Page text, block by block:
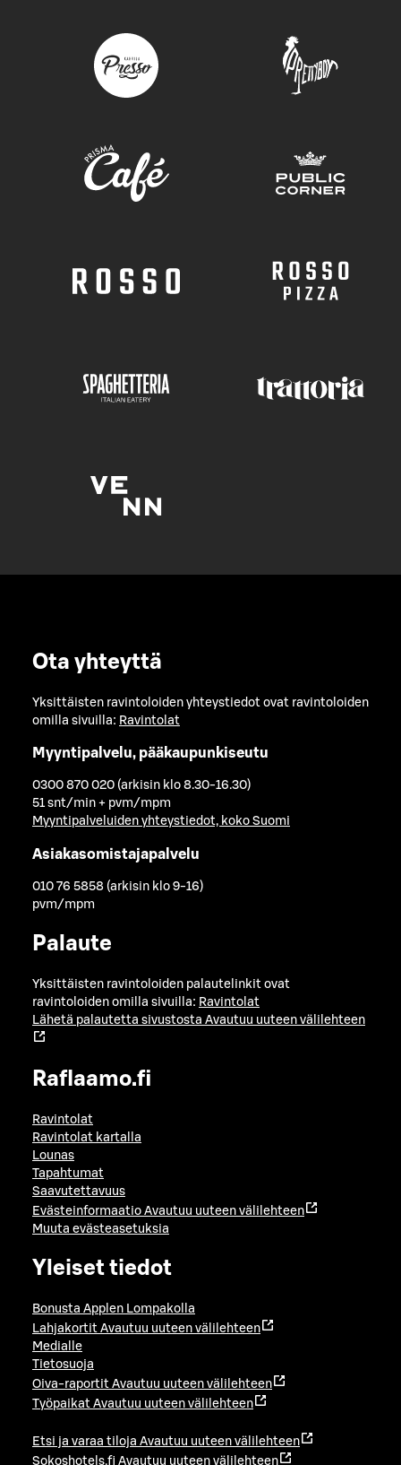
Ota yhteyttä
Yksittäisten ravintoloiden yhteystiedot ovat ravintoloiden
omilla sivuilla: Ravintolat
Myyntipalvelu, pääkaupunkiseutu
0300 870 020 (arkisin klo 8.30-16.30)
51 snt/min + pvm/mpm
Myyntipalveluiden yhteystiedot, koko Suomi
Asiakasomistajapalvelu
010 76 5858 (arkisin klo 9-16)
pvm/mpm
Palaute
Yksittäisten ravintoloiden palautelinkit ovat
ravintoloiden omilla sivuilla: Ravintolat
Lähetä palautetta sivustosta Avautuu uuteen välilehteen
Raflaamo.fi
Ravintolat
Ravintolat kartalla
Lounas
Tapahtumat
Saavutettavuus
Evästeinformaatio Avautuu uuteen välilehteen
Muuta evästeasetuksia
Yleiset tiedot
Bonusta Applen Lompakolla
Lahjakortit Avautuu uuteen välilehteen
Medialle
Tietosuoja
Oiva-raportit Avautuu uuteen välilehteen
Työpaikat Avautuu uuteen välilehteen
Etsi ja varaa tiloja Avautuu uuteen välilehteen
Sokoshotels.fi Avautuu uuteen välilehteen